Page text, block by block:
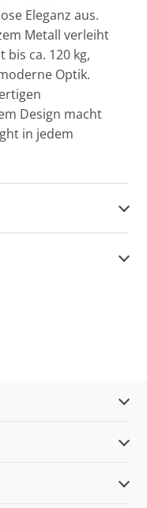
Eleganz aus.
Metall verleiht
ca. 120 kg,
Optik.
Design macht
in jedem